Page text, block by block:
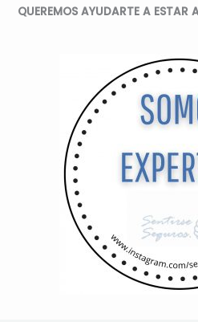
QUEREMOS AYUDARTE A ESTAR